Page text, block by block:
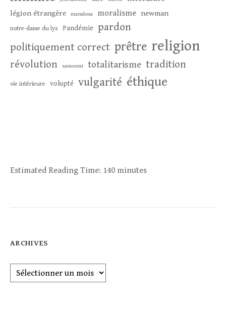
légion étrangère maradona moralisme newman
notre-dame du lys Pandémie pardon
politiquement correct prêtre religion
révolution samourai totalitarisme tradition
vie intérieure volupté vulgarité éthique
Estimated Reading Time: 140 minutes
ARCHIVES
Archives